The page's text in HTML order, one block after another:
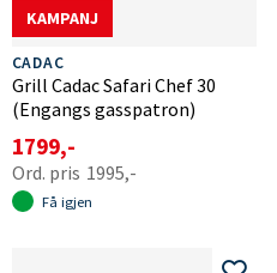
KAMPANJ
CADAC
Grill Cadac Safari Chef 30
(Engangs gasspatron)
1799,-
1995,-
Få igjen